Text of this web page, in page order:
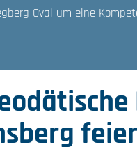
Oval um eine